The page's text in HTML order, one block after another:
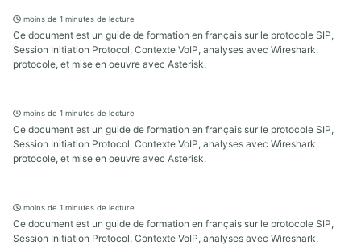
moins de 1 minutes de lecture
Ce document est un guide de formation en français sur le protocole SIP,
Session Initiation Protocol, Contexte VoIP, analyses avec Wireshark,
protocole, et mise en oeuvre avec Asterisk.
moins de 1 minutes de lecture
Ce document est un guide de formation en français sur le protocole SIP,
Session Initiation Protocol, Contexte VoIP, analyses avec Wireshark,
protocole, et mise en oeuvre avec Asterisk.
moins de 1 minutes de lecture
Ce document est un guide de formation en français sur le protocole SIP,
Session Initiation Protocol, Contexte VoIP, analyses avec Wireshark,